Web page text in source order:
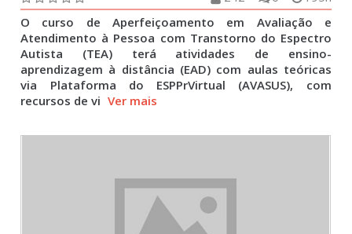
O curso de Aperfeiçoamento em Avaliação e
Atendimento à Pessoa com Transtorno do Espectro
Autista (TEA) terá atividades de ensino-
aprendizagem à distância (EAD) com aulas teóricas
via Plataforma do ESPPrVirtual (AVASUS), com
recursos de vi Ver mais